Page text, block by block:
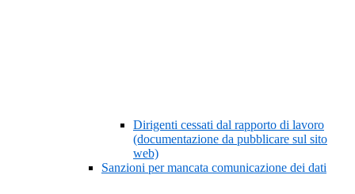
Dirigenti cessati dal rapporto di lavoro
(documentazione da pubblicare sul sito
web)
Sanzioni per mancata comunicazione dei dati